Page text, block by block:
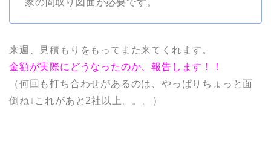
来週、見積もりをもってまた来てくれます。
金額が実際にどうなったのか、報告します！！
（何回も打ち合わせがあるのは、やっぱりちょっと面
倒ね↓これがあと2社以上。。。）